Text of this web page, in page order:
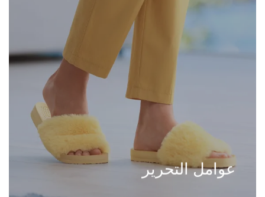
عوامل التحرير